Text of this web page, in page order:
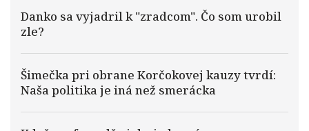
Danko sa vyjadril k "zradcom". Čo som urobil
zle?
Šimečka pri obrane Korčokovej kauzy tvrdí:
Naša politika je iná než smerácka